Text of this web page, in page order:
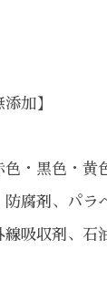
加】
色・黒色・黄
防腐剤、パラ
線吸収剤、石